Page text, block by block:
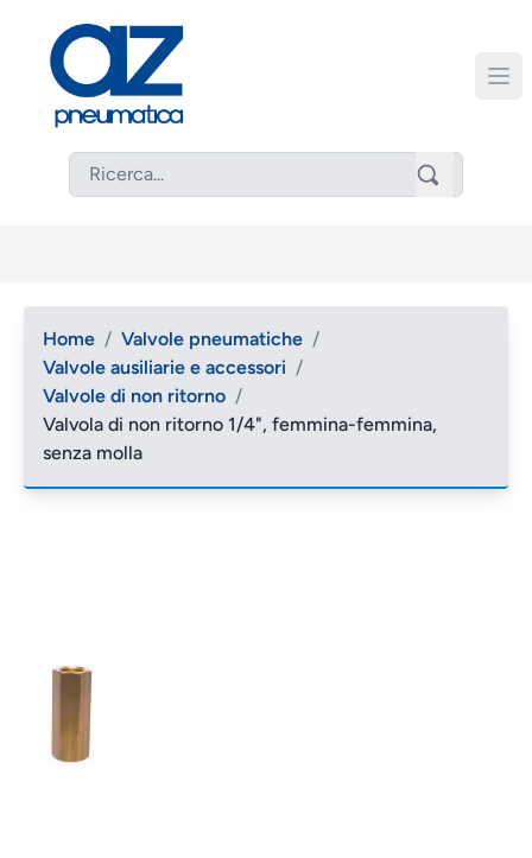
Home / Valvole pneumatiche /
Valvole ausiliarie e accessori /
Valvole di non ritorno /
Valvola di non ritorno 1/4", femmina-femmina,
senza molla